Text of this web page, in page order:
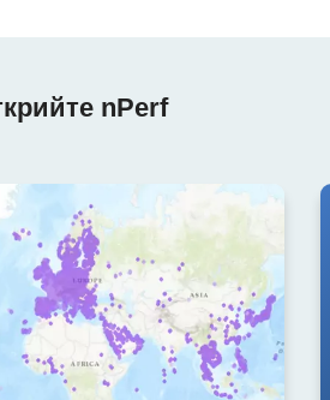
nPerf